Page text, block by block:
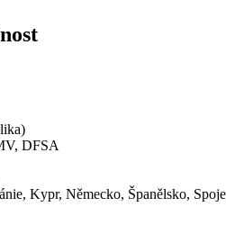
DFSA
Kypr, Německo, Španělsko,